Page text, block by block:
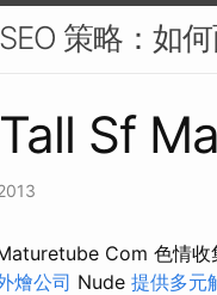
策略：如
Sf
Com 色情收
燴公司 Nude 提供多元